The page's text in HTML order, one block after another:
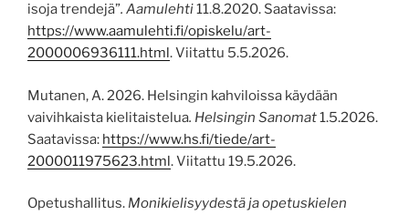
isoja trendejä”. Aamulehti11.8.2020. Saatavissa:
https://www.aamulehti.fi/opiskelu/art-
2000006936111.html. Viitattu 5.5.2026.
Mutanen, A. 2026. Helsingin kahviloissa käydään
vaivihkaista kielitaistelua. Helsingin Sanomat1.5.2026.
Saatavissa: https://www.hs.fi/tiede/art-
2000011975623.html. Viitattu 19.5.2026.
Opetushallitus. Monikielisyydestä ja opetuskielen